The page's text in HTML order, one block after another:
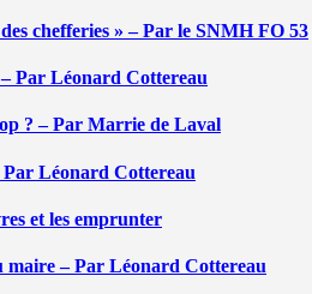
chefferies » – Par le SNMH FO 53
– Par Léonard Cottereau
? – Par Marrie de Laval
Léonard Cottereau
et les emprunter
maire – Par Léonard Cottereau